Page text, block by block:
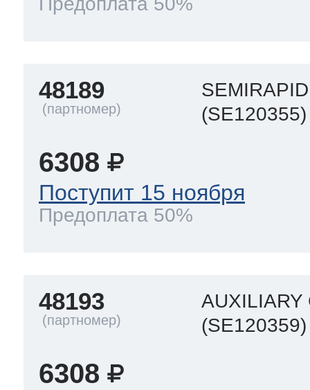
48189
(SE120355)
6308
Поступит 15 ноября
Предоплата 50%
48193
AUXILIARY
(SE120359)
6308